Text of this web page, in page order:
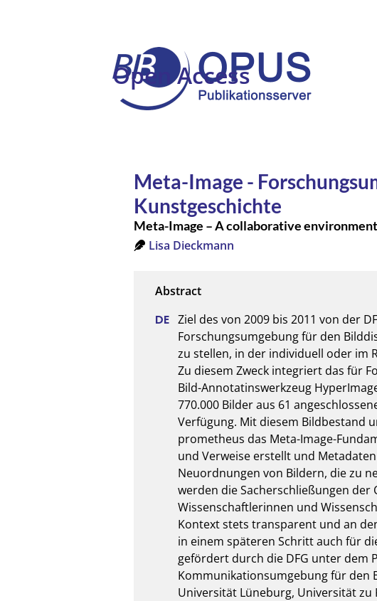
Open Access
Meta-Image -
Kunstgeschichte
Meta-Image – A collaborative
Lisa Dieckmann
Ziel des von 2009 bis 2011 von der
Forschungsumgebung für den
zu stellen, in der individuell oder im
Zu diesem Zweck integriert das für
Bild-Annotatinswerkzeug
770.000 Bilder aus 61
Verfügung. Mit diesem Bildbestand
prometheus das Meta-Image-
und Verweise erstellt und
Neuordnungen von Bildern, die zu
werden die Sacherschließungen
Wissenschaftlerinnen und
Kontext stets transparent und an
in einem späteren Schritt auch für
gefördert durch die DFG unter dem
Kommunikationsumgebung für den
Universität Lüneburg, Universität